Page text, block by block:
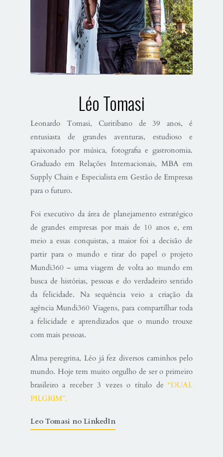
Léo Tomasi
Leonardo Tomasi, Curitibano de 39 anos, é
entusiasta de grandes aventuras, estudioso e
apaixonado por música, fotografia e gastronomia.
Graduado em Relações Internacionais, MBA em
Supply Chain e Especialista em Gestão de Empresas
para o futuro.
Foi executivo da área de planejamento estratégico
de grandes empresas por mais de 10 anos e, em
meio a essas conquistas, a maior foi a decisão de
partir para o mundo e tirar do papel o projeto
Mundi360 – uma viagem de volta ao mundo em
busca de histórias, pessoas e do verdadeiro sentido
da felicidade. Na sequência veio a criação da
agência Mundi360 Viagens, para compartilhar toda
a felicidade e aprendizados que o mundo trouxe
com mais pessoas.
Alma peregrina, Léo já fez diversos caminhos pelo
mundo. Hoje tem muito orgulho de ser o primeiro
brasileiro a receber 3 vezes o título de“DUAL
PILGRIM”.
Leo Tomasi no LinkedIn